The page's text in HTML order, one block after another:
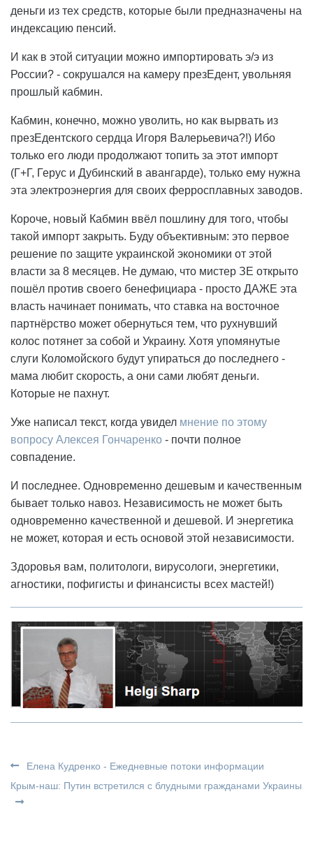
деньги из тех средств, которые были предназначены на
индексацию пенсий.
И как в этой ситуации можно импортировать э/э из
России? - сокрушался на камеру презЕдент, увольняя
прошлый кабмин.
Кабмин, конечно, можно уволить, но как вырвать из
презЕдентского сердца Игоря Валерьевича?!) Ибо
только его люди продолжают топить за этот импорт
(Г+Г, Герус и Дубинский в авангарде), только ему нужна
эта электроэнергия для своих ферросплавных заводов.
Короче, новый Кабмин ввёл пошлину для того, чтобы
такой импорт закрыть. Буду объективным: это первое
решение по защите украинской экономики от этой
власти за 8 месяцев. Не думаю, что мистер ЗЕ открыто
пошёл против своего бенефициара - просто ДАЖЕ эта
власть начинает понимать, что ставка на восточное
партнёрство может обернуться тем, что рухнувший
колос потянет за собой и Украину. Хотя упомянутые
слуги Коломойского будут упираться до последнего -
мама любит скорость, а они сами любят деньги.
Которые не пахнут.
Уже написал текст, когда увидел мнение по этому
вопросу Алексея Гончаренко - почти полное
совпадение.
И последнее. Одновременно дешевым и качественным
бывает только навоз. Независимость не может быть
одновременно качественной и дешевой. И энергетика
не может, которая и есть основой этой независимости.
Здоровья вам, политологи, вирусологи, энергетики,
агностики, пофигисты и финансисты всех мастей!)
Елена Кудренко - Ежедневные потоки информации
Крым-наш: Путин встретился с блудными гражданами Украины